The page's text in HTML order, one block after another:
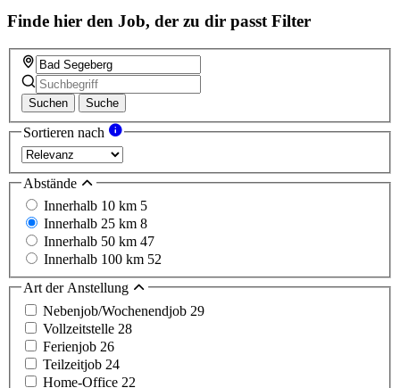
Finde hier den Job, der zu dir passt Filter
Suchen Suche
Sortieren nach
Abstände
Innerhalb 10 km 5
Innerhalb 25 km 8
Innerhalb 50 km 47
Innerhalb 100 km 52
Art der Anstellung
Nebenjob/Wochenendjob 29
Vollzeitstelle 28
Ferienjob 26
Teilzeitjob 24
Home-Office 22